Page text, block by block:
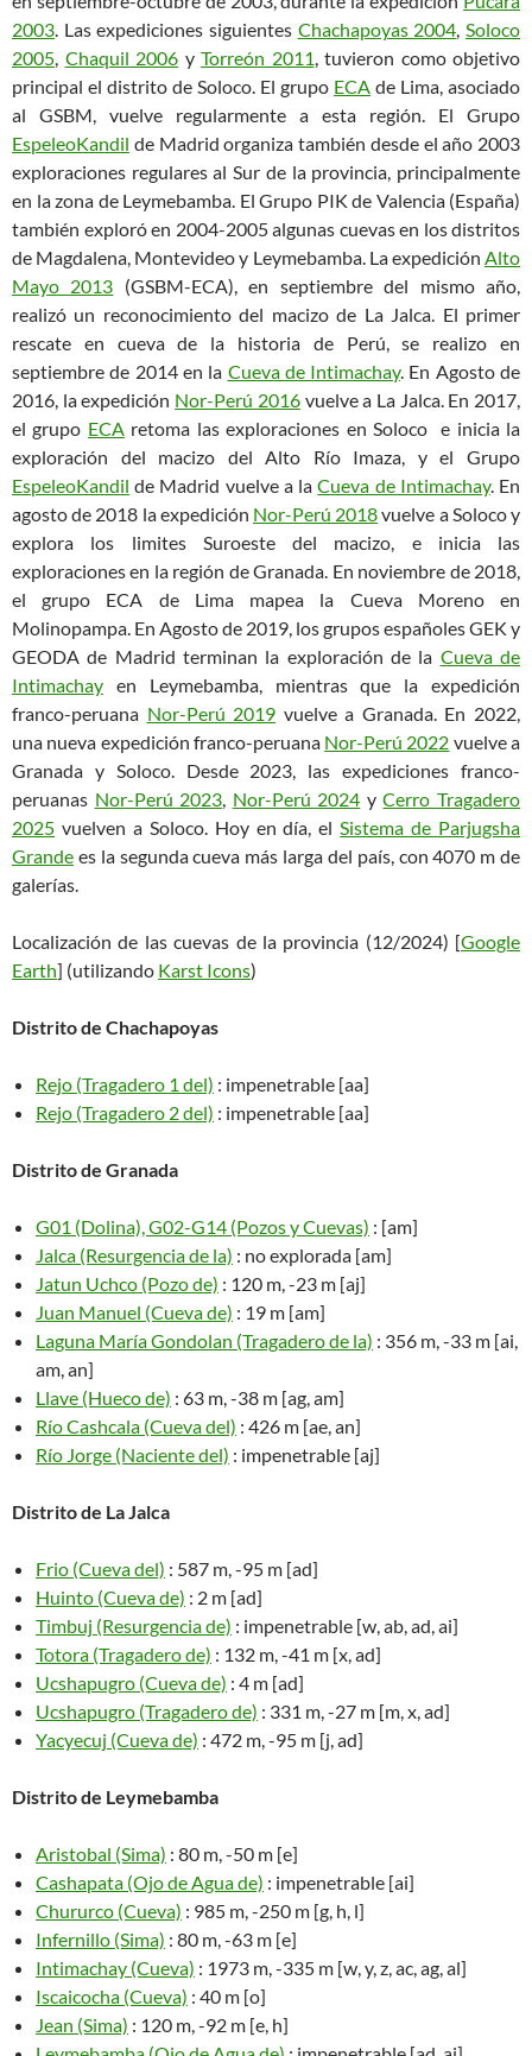
2003. Las expediciones siguientes Chachapoyas 2004,Soloco
2005, Chaquil 2006 y Torreón 2011, tuvieron como objetivo
principal el distrito de Soloco. El grupo ECA de Lima, asociado
al GSBM, vuelve regularmente a esta región. El Grupo
EspeleoKandil de Madrid organiza también desde el año 2003
exploraciones regulares al Sur de la provincia, principalmente
en la zona de Leymebamba. El Grupo PIK de Valencia (España)
también exploró en 2004-2005 algunas cuevas en los distritos
de Magdalena, Montevideo y Leymebamba. La expedición Alto
Mayo 2013 (GSBM-ECA), en septiembre del mismo año,
realizó un reconocimiento del macizo de La Jalca. El primer
rescate en cueva de la historia de Perú, se realizo en
septiembre de 2014 en la Cueva de Intimachay. En Agosto de
2016, la expedición Nor-Perú 2016vuelve a La Jalca. En 2017,
el grupo ECAretoma las exploraciones en Soloco e inicia la
exploración del macizo del Alto Río Imaza, y el Grupo
EspeleoKandil de Madrid vuelve a laCueva de Intimachay. En
agosto de 2018 la expedición Nor-Perú 2018vuelve a Soloco y
explora los limites Suroeste del macizo, e inicia las
exploraciones en la región de Granada. En noviembre de 2018,
el grupo ECA de Lima mapea la Cueva Moreno en
Molinopampa. En Agosto de 2019, los grupos españoles GEK y
GEODA de Madrid terminan la exploración de la Cueva de
Intimachay en Leymebamba, mientras que la expedición
franco-peruana Nor-Perú 2019 vuelve a Granada. En 2022,
una nueva expedición franco-peruana Nor-Perú 2022 vuelve a
Granada y Soloco. Desde 2023, las expediciones franco-
peruanas Nor-Perú 2023, Nor-Perú 2024 yCerro Tragadero
2025 vuelven a Soloco. Hoy en día, elSistema de Parjugsha
Grande es la segunda cueva más larga del país, con 4070 m de
galerías.
Localización de las cuevas de la provincia (12/2024) [Google
Earth] (utilizando Karst Icons)
Distrito de Chachapoyas
Rejo (Tragadero 1 del) : impenetrable [aa]
Rejo (Tragadero 2 del) : impenetrable [aa]
Distrito de Granada
G01 (Dolina), G02-G14 (Pozos y Cuevas) : [am]
Jalca (Resurgencia de la) : no explorada [am]
Jatun Uchco (Pozo de) : 120 m, -23 m [aj]
Juan Manuel (Cueva de) : 19 m [am]
Laguna María Gondolan (Tragadero de la) : 356 m, -33 m [ai,
am, an]
Llave (Hueco de) : 63 m, -38 m [ag, am]
Río Cashcala (Cueva del) : 426 m [ae, an]
Río Jorge (Naciente del) : impenetrable [aj]
Distrito de La Jalca
Frio (Cueva del) : 587 m, -95 m [ad]
Huinto (Cueva de) : 2 m [ad]
Timbuj (Resurgencia de) : impenetrable [w, ab, ad, ai]
Totora (Tragadero de) : 132 m, -41 m [x, ad]
Ucshapugro (Cueva de) : 4 m [ad]
Ucshapugro (Tragadero de) : 331 m, -27 m [m, x, ad]
Yacyecuj (Cueva de) : 472 m, -95 m [j, ad]
Distrito de Leymebamba
Aristobal (Sima) : 80 m, -50 m [e]
Cashapata (Ojo de Agua de) : impenetrable [ai]
Chururco (Cueva) : 985 m, -250 m [g, h, l]
Infernillo (Sima) : 80 m, -63 m [e]
Intimachay (Cueva) : 1973 m, -335 m [w, y, z, ac, ag, al]
Iscaicocha (Cueva) : 40 m [o]
Jean (Sima) : 120 m, -92 m [e, h]